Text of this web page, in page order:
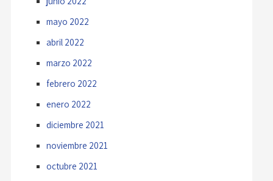
mayo 2022
abril 2022
marzo 2022
febrero 2022
enero 2022
diciembre 2021
noviembre 2021
octubre 2021